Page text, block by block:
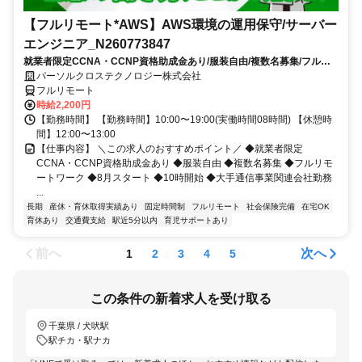
【フルリモート*AWS】AWS環境の運用保守/サーバー
エンジニア_N260773847
就業者限定CCNA・CCNP資格助成金あり/服装自由/複数名募集/フルリ
モートワーク/8月スタート/10時開始/大手通信事業関連会社勤務
パーソルクロステクノロジー株式会社
フルリモート
時給2,200円
【勤務時間】 【勤務時間】10:00〜19:00(実働時間08時間) 【休憩時
間】12:00〜13:00
【仕事内容】 ＼この求人のおすすめポイント／ ◆就業者限定
CCNA・CCNP資格助成金あり ◆服装自由 ◆複数名募集 ◆フルリモ
ートワーク ◆8月スタート ◆10時開始 ◆大手通信事業関連会社勤務
...
長期 産休・育休取得実績あり 固定時間制 フルリモート 社会保険完備
在宅OK
育休あり
交通費支給 駅近5分以内 育児サポートあり
前へ 1 2 3 4 5 次へ
この条件の新着求人を受け取る
千葉県 / 犬吠駅
駅チカ・駅ナカ